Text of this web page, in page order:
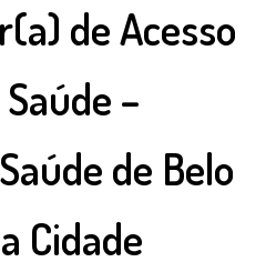
de Acesso
–
de Belo
Cidade